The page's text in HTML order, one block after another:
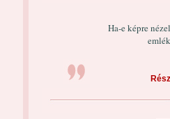
Ha-e képre